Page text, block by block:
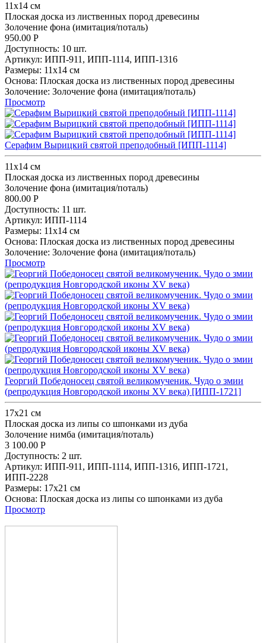
11х14 см
Плоская доска из лиственных пород древесины
Золочение фона (имитация/поталь)
950.00 Р
Доступность: 10 шт.
Артикул: ИПП-911, ИПП-1114, ИПП-1316
Размеры: 11х14 см
Основа: Плоская доска из лиственных пород древесины
Золочение: Золочение фона (имитация/поталь)
Просмотр
Серафим Вырицкий святой преподобный [ИПП-1114]
11х14 см
Плоская доска из лиственных пород древесины
Золочение фона (имитация/поталь)
800.00 Р
Доступность: 11 шт.
Артикул: ИПП-1114
Размеры: 11х14 см
Основа: Плоская доска из лиственных пород древесины
Золочение: Золочение фона (имитация/поталь)
Просмотр
Георгий Победоносец святой великомученик. Чудо о змии
(репродукция Новгородской иконы XV века) [ИПП-1721]
17х21 см
Плоская доска из липы со шпонками из дуба
Золочение нимба (имитация/поталь)
3 100.00 Р
Доступность: 2 шт.
Артикул: ИПП-911, ИПП-1114, ИПП-1316, ИПП-1721,
ИПП-2228
Размеры: 17х21 см
Основа: Плоская доска из липы со шпонками из дуба
Просмотр